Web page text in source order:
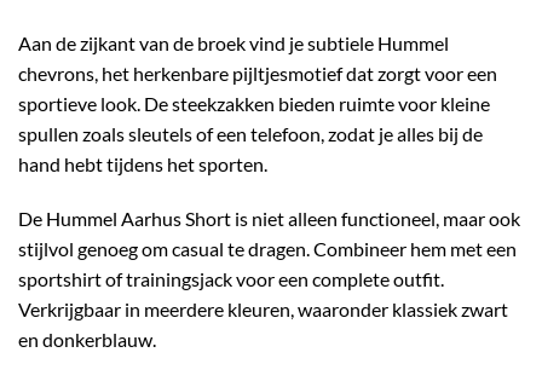
Aan de zijkant van de broek vind je subtiele Hummel
chevrons , het herkenbare pijltjesmotief dat zorgt voor een
sportieve look. Desteekzakken bieden ruimte voor kleine
spullen zoals sleutels of een telefoon, zodat je alles bij de
hand hebt tijdens het sporten.
De Hummel Aarhus Short is niet alleen functioneel, maar ook
stijlvol genoeg om casual te dragen. Combineer hem met een
sportshirt of trainingsjack voor een complete outfit.
Verkrijgbaar in meerdere kleuren, waaronder klassiek zwart
en donkerblauw.